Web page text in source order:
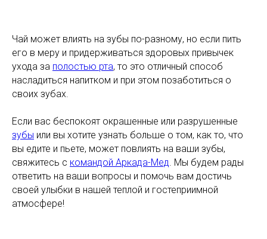
Чай может влиять на зубы по-разному, но если пить
его в меру и придерживаться здоровых привычек
ухода за полостью рта, то это отличный способ
насладиться напитком и при этом позаботиться о
своих зубах.
Если вас беспокоят окрашенные или разрушенные
зубы или вы хотите узнать больше о том, как то, что
вы едите и пьете, может повлиять на ваши зубы,
свяжитесь с командой Аркада-Мед. Мы будем рады
ответить на ваши вопросы и помочь вам достичь
своей улыбки в нашей теплой и гостеприимной
атмосфере!